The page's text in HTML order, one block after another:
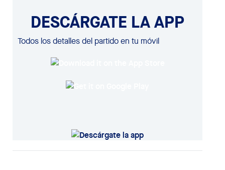
DESCÁRGATE LA APP
Todos los detalles del partido en tu móvil